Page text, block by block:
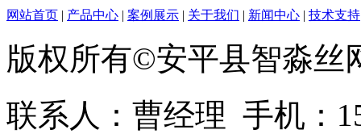
网站首页 | 产品中心 | 案例展示 | 关于我们 | 新闻中心 | 技术支持
版权所有©安平县智淼丝
联系人：曹经理 手机：